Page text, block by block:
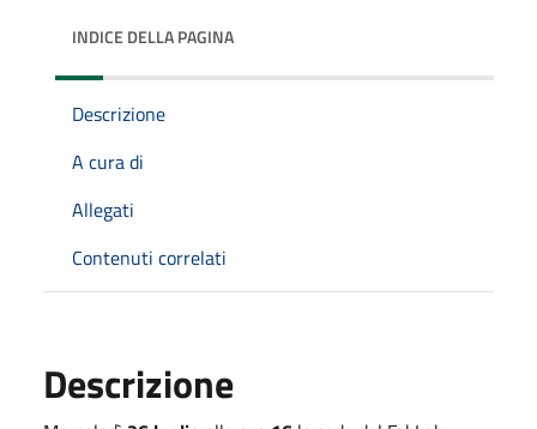
INDICE DELLA PAGINA
Descrizione
A cura di
Allegati
Contenuti correlati
Descrizione